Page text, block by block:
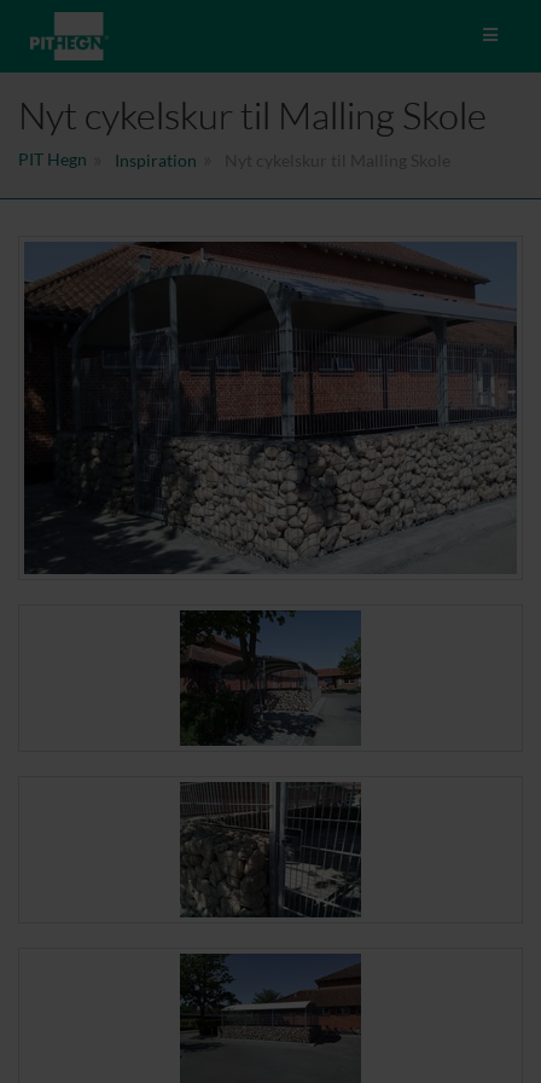
Toggle
Nyt cykelskur til Malling Skole
PIT Hegn Inspiration